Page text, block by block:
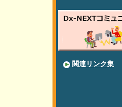
関連リンク集